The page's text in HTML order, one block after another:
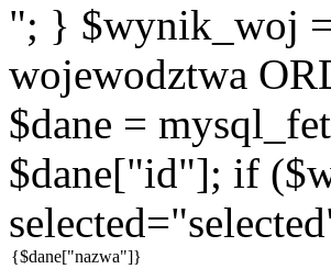
"; } $wynik_woj
wojewodztwa
$dane =
$dane["id"]; if